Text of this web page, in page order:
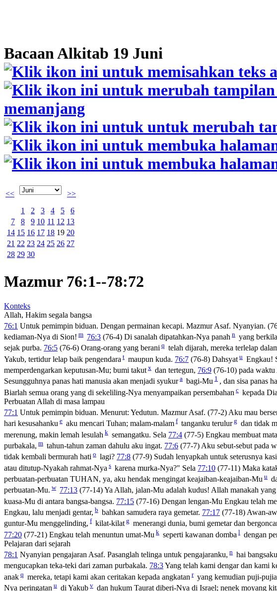
Bacaan Alkitab 19 Juni
<<
>>
1
2 3 4 5
6
7
8 9 10 11 12 13
14 15 16 17 18 19 20
21 22 23 24 25 26 27
28 29 30
Mazmur 76:1--78:72
Konteks
Allah, Hakim segala bangsa
76:1 Untuk pemimpin biduan. Dengan permainan kecapi. Mazmur Asaf. Nyanyian.
kediaman-Nya di Sion! m 76:3 (76-4) Di sanalah dipatahkan-Nya panah n yang
sejak purba. 76:5 (76-6) Orang-orang yang berani q telah dijarah, mereka terlelap
Yakub, tertidur lelap baik pengendara t maupun kuda. 76:7 (76-8) Dahsyat u Engkau!
memperdengarkan keputusan-Mu; bumi takut x dan tertegun, 76:9 (76-10) pada
Sesungguhnya panas hati manusia akan menjadi syukur a bagi-Mu 1 , dan sisa panas
Biarlah semua orang yang di sekeliling-Nya menyampaikan persembahan c kepada
Perbuatan Allah di masa lampau
77:1 Untuk pemimpin biduan. Menurut: Yedutun. Mazmur Asaf. (77-2) Aku mau
hari kesusahanku e aku mencari Tuhan; malam-malam f tanganku terulur g dan tidak
merenung, makin lemah lesulah k semangatku. Sela 77:4 (77-5) Engkau membuat
purbakala, m tahun-tahun zaman dahulu aku ingat. 77:6 (77-7) Aku sebut-sebut pada
tidak kembali bermurah hati o lagi? 77:8 (77-9) Sudah lenyapkah untuk seterusnya
atau ditutup-Nyakah rahmat-Nya s karena murka-Nya?" Sela 77:10 (77-11) Maka
perbuatan-perbuatan TUHAN, ya, aku hendak mengingat keajaiban-keajaiban-Mu u
perbuatan-Mu. w 77:13 (77-14) Ya Allah, jalan-Mu adalah kudus! Allah manakah
kuasa-Mu di antara bangsa-bangsa. 77:15 (77-16) Dengan lengan-Mu Engkau telah
Engkau, lalu menjadi gentar, b bahkan samudera raya gemetar. 77:17 (77-18) Awan-
guntur-Mu menggelinding, f kilat-kilat g menerangi dunia, bumi gemetar dan
77:20 (77-21) Engkau telah menuntun umat-Mu k seperti kawanan domba l dengan
Pelajaran dari sejarah
78:1 Nyanyian pengajaran Asaf. Pasanglah telinga untuk pengajaranku, n hai bangsaku
mengucapkan teka-teki dari zaman purbakala. 78:3Yang telah kami dengar dan kami
anak q mereka, tetapi kami akan ceritakan kepada angkatan r yang kemudian puji-
Nya peringatan u di Yakub v dan hukum Taurat diberi-Nya di Israel; nenek moyang